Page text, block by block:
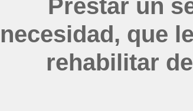
Prestar un
necesidad, que
rehabilitar